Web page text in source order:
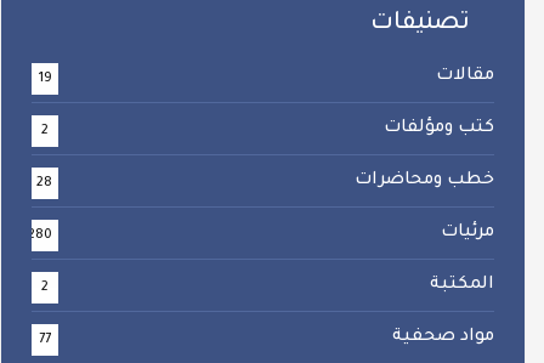
تصنيفات
مقالات 19
كتب ومؤلفات 2
خطب ومحاضرات 28
مرئيات 280
المكتبة 2
مواد صحفية 77